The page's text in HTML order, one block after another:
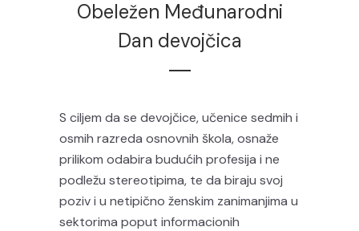
Obeležen Međunarodni
Dan devojčica
S ciljem da se devojčice, učenice sedmih i
osmih razreda osnovnih škola, osnaže
prilikom odabira budućih profesija i ne
podležu stereotipima, te da biraju svoj
poziv i u netipično ženskim zanimanjima u
sektorima poput informacionih